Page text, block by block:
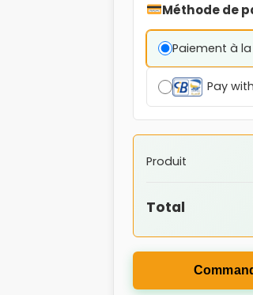
Méthode de
Paiement à
Pay
Produit
Total